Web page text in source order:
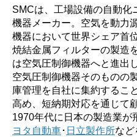
SMCは、工場設備の自動化
機器メーカー。空気を動力
機器において世界シェア首
焼結金属フィルターの製造
は空気圧制御機器へと進出
空気圧制御機器そのものの
庫管理を自社に集約するこ
高め、短納期対応を通じて
1970年代に日本の製造業が
ヨタ自動車･ 日立製作所な